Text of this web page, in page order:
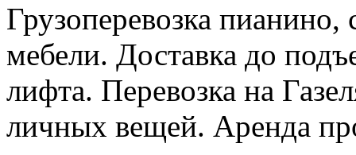
Грузоперевозка
мебели. Доставка до
лифта. Перевозка на
личных вещей. Аренда